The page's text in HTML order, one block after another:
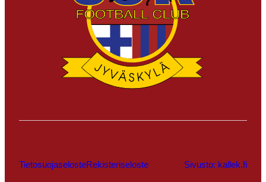
TietosuojaselosteRekisteriseloste Sivusto: kallek.fi